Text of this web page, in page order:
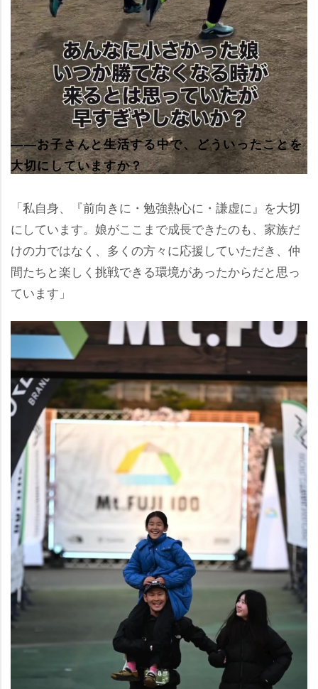
――お子さんと生活する中で、どういったことを
大切にしていますか？
「私自身、『前向きに・勉強熱心に・謙虚に』を大切
にしています。娘がここまで成長できたのも、家族だ
けの力ではなく、多くの方々に応援していただき、仲
間たちと楽しく挑戦できる環境があったからだと思っ
ています」